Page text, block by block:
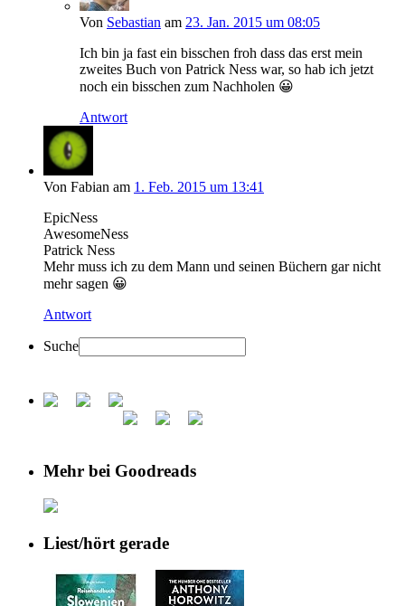
Von Sebastian am 23. Jan. 2015 um 08:05
Ich bin ja fast ein bisschen froh dass das erst mein
zweites Buch von Patrick Ness war, so hab ich jetzt
noch ein bisschen zum Nachholen 😀
Antwort
Von Fabian am 1. Feb. 2015 um 13:41
EpicNess
AwesomeNess
Patrick Ness
Mehr muss ich zu dem Mann und seinen Büchern gar nicht
mehr sagen 😀
Antwort
Suche
Mehr bei Goodreads
Liest/hört gerade